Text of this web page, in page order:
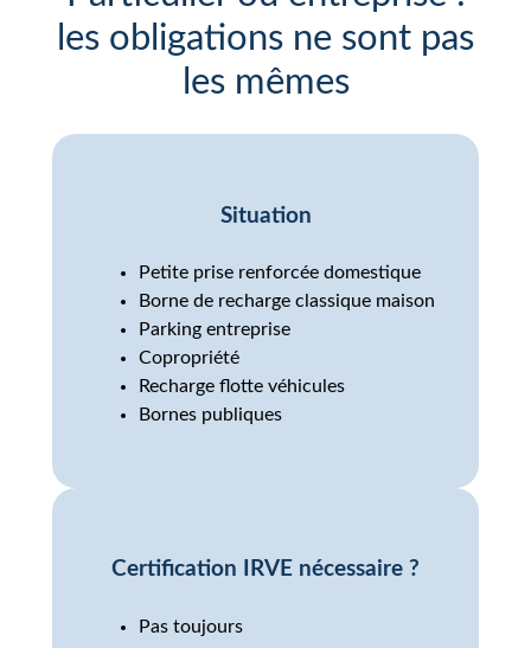
les obligations ne sont pas
les mêmes
Situation
Petite prise renforcée domestique
Borne de recharge classique maison
Parking entreprise
Copropriété
Recharge flotte véhicules
Bornes publiques
Certification IRVE nécessaire ?
Pas toujours